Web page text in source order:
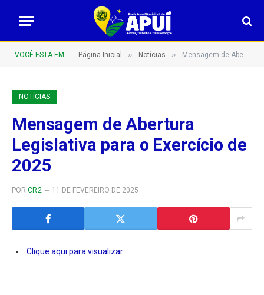
VOCÊ ESTÁ EM: Página Inicial » Notícias » Mensagem de Abertura Legislativa para o Exercício de 2025
NOTÍCIAS
Mensagem de Abertura
Legislativa para o Exercício de
2025
POR CR2 11 DE FEVEREIRO DE 2025
Clique aqui para visualizar